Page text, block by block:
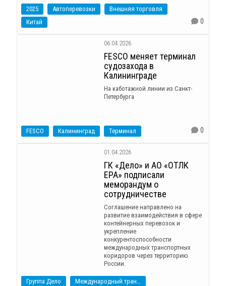
2025 Автоперевозки
Внешняя торговля
Китай
0
06.04.2026
FESCO меняет терминал
судозахода в
Калининграде
На каботажной линии из Санкт-
Петербурга
FESCO Калининград Терминал 0
01.04.2026
ГК «Дело» и АО «ОТЛК
ЕРА» подписали
меморандум о
сотрудничестве
Соглашение направлено на
развитие взаимодействия в сфере
контейнерных перевозок и
укрепление
конкурентоспособности
международных транспортных
коридоров через территорию
России.
Группа Дело
Международный транспортно-логистический форум